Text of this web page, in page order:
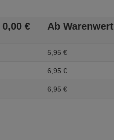
0,00 € Ab Warenwert
5, 95 €
6, 95 €
6, 95 €